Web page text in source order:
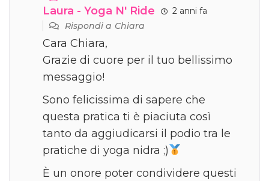
Laura - Yoga N' Ride
2 anni fa
Rispondi aChiara
Cara Chiara,
Grazie di cuore per il tuo bellissimo
messaggio!
Sono felicissima di sapere che
questa pratica ti è piaciuta così
tanto da aggiudicarsi il podio tra le
pratiche di yoga nidra ;)
È un onore poter condividere questi